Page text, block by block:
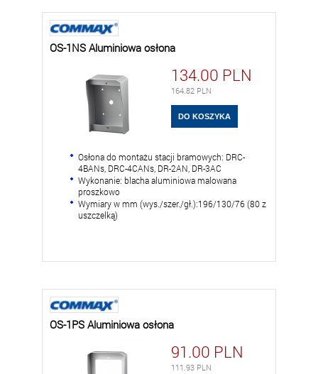
OS-1NS Aluminiowa osłona
134.00 PLN
164.82 PLN
Osłona do montażu stacji bramowych: DRC-
4BANs, DRC-4CANs, DR-2AN, DR-3AC
Wykonanie: blacha aluminiowa malowana
proszkowo
Wymiary w mm (wys./szer./gł.):196/130/76 (80 z
uszczelką)
OS-1PS Aluminiowa osłona
91.00 PLN
111.93 PLN